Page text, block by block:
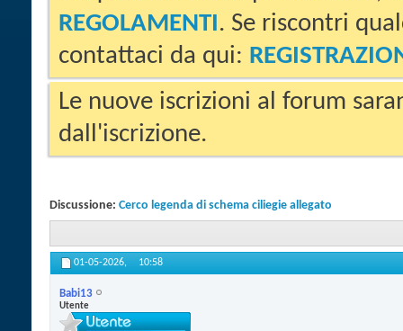
REGOLAMENTI. Se riscontri
contattaci da qui:
Le nuove iscrizioni al forum
dall'iscrizione.
Discussione: Cerco legenda di schema ciliegie allegato
01-05-2026, 10:58
Babi13
Utente